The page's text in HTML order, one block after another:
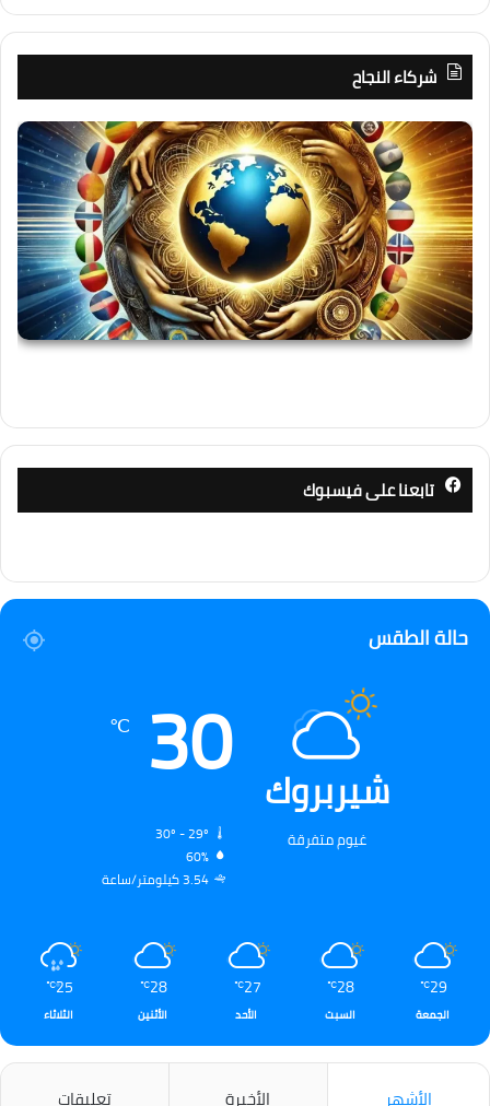
شركاء النجاح
تابعنا على فيسبوك
حالة الطقس
شيربروك
غيوم متفرقة
30
℃
60%
3.54 كيلومتر/ساعة
29
℃
الجمعة
28
℃
السبت
27
℃
الأحد
28
℃
الأثنين
25
℃
الثلاثاء
الأشهر الأخيرة تعليقات